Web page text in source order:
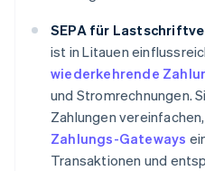
SEPA für
ist in Litauen
wiederkehrende
und Stromrechnungen.
Zahlungen
Zahlungs-Gateways
Transaktionen und